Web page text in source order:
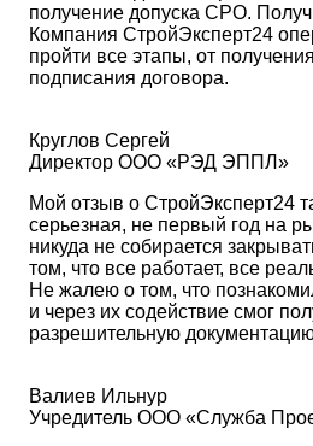
получение допуска СРО.
Компания СтройЭксперт24
пройти все этапы, от
подписания договора.
Круглов Сергей
Директор ООО «РЭД ЭППЛ»
Мой отзыв о СтройЭксперт24
серьезная, не первый год на
никуда не собирается
том, что все работает, все
Не жалею о том, что
и через их содействие смог
разрешительную
Валиев Ильнур
Учредитель ООО «Служба